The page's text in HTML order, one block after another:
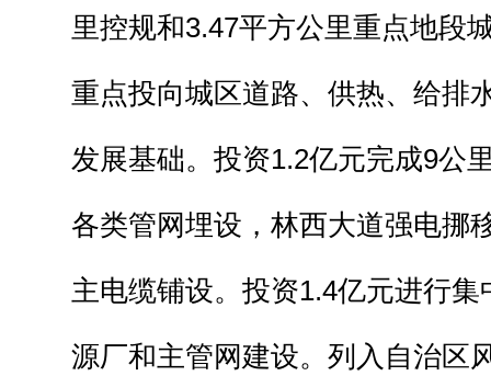
里控规和3.47平方公里重点地段
重点投向城区道路、供热、给排
发展基础。投资1.2亿元完成9公
各类管网埋设，林西大道强电挪
主电缆铺设。投资1.4亿元进行
源厂和主管网建设。列入自治区